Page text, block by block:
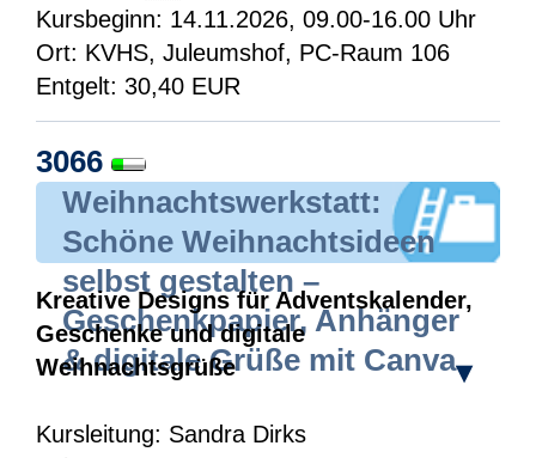
Kursbeginn: 14.11.2026, 09.00-16.00 Uhr
Ort: KVHS, Juleumshof, PC-Raum 106
Entgelt: 30,40 EUR
3066
Weihnachtswerkstatt:
Schöne Weihnachtsideen
selbst gestalten –
Geschenkpapier, Anhänger
& digitale Grüße mit Canva▾
Kreative Designs für Adventskalender,
Geschenke und digitale
Weihnachtsgrüße
Kursleitung: Sandra Dirks